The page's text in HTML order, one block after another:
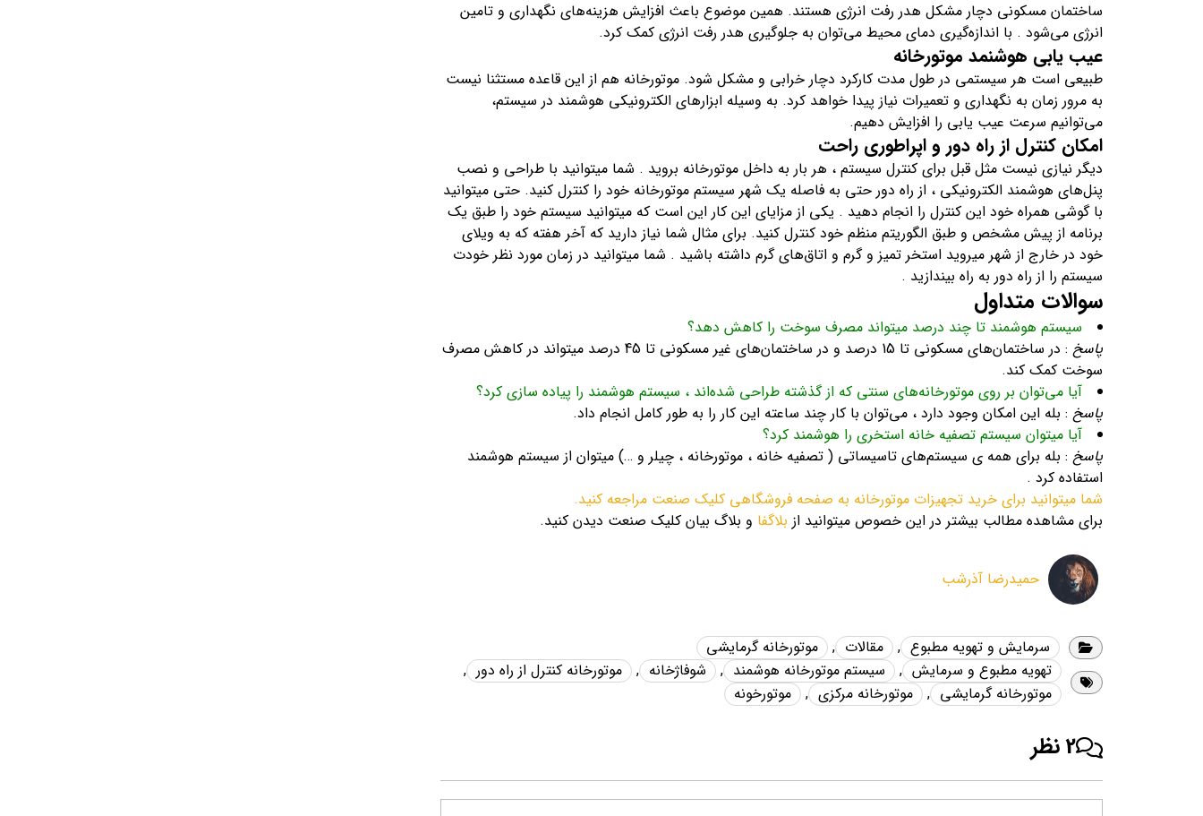
ساختمان مسکونی دچار مشکل هدر رفت انرژی هستند. همین موضوع باعث افزایش هزینه‌های نگهداری و تامین
انرژی می‌شود . با اندازه‌گیری دمای محیط می‌توان به جلوگیری هدر رفت انرژی کمک کرد.
عیب یابی هوشنمد موتورخانه
طبیعی است هر سیستمی در طول مدت کارکرد دچار خرابی و مشکل شود. موتورخانه هم از این قاعده مستثنا نیست
به مرور زمان به نگهداری و تعمیرات نیاز پیدا خواهد کرد. به وسیله ابزارهای الکترونیکی هوشمند در سیستم،
می‌توانیم سرعت عیب یابی را افزایش دهیم.
امکان کنترل از راه دور و اپراطوری راحت
دیگر نیازی نیست مثل قبل برای کنترل سیستم ، هر بار به داخل موتورخانه بروید . شما میتوانید با طراحی و نصب
پنل‌های هوشمند الکترونیکی ، از راه دور حتی به فاصله یک شهر سیستم موتورخانه خود را کنترل کنید. حتی میتوانید
با گوشی همراه خود این کنترل را انجام دهید . یکی از مزایای این کار این است که میتوانید سیستم خود را طبق یک
برنامه از پیش مشخص و طبق الگوریتم منظم خود کنترل کنید. برای مثال شما نیاز دارید که آخر هفته که به ویلای
خود در خارج از شهر میروید استخر تمیز و گرم و اتاق‌های گرم داشته باشید . شما میتوانید در زمان مورد نظر خودت
سیستم را از راه دور به راه بیندازید .
سوالات متداول
سیستم هوشمند تا چند درصد میتواند مصرف سوخت را کاهش دهد؟
پاسخ
: در ساختمان‌های مسکونی تا 15 درصد و در ساختمان‌های غیر مسکونی تا 45 درصد میتواند در کاهش مصرف
سوخت کمک کند.
آیا می‌توان بر روی موتورخانه‌های سنتی که از گذشته طراحی شده‌اند ، سیستم هوشمند را پیاده سازی کرد؟
پاسخ : بله این امکان وجود دارد ، می‌توان با کار چند ساعته این کار را به طور کامل انجام داد.
آیا میتوان سیستم تصفیه خانه استخری را هوشمند کرد؟
پاسخ : بله برای همه ی سیستم‌های تاسیساتی ( تصفیه خانه ، موتورخانه ، چیلر و …) میتوان از سیستم هوشمند
استفاده کرد .
شما میتوانید برای خرید تجهیزات موتورخانه به صفحه فروشگاهی کلیک صنعت مراجعه کنید.
برای مشاهده مطالب بیشتر در این خصوص میتوانید از بلاگفا و بلاگ بیان کلیک صنعت دیدن کنید.
حمیدرضا آذرشب
سرمایش و تهویه مطبوع , مقالات ,
موتورخانه گرمایشی
تهویه مطبوع و سرمایش , سیستم موتورخانه هوشمند , شوفاژخانه , موتورخانه کنترل از راه دور ,
موتورخانه گرمایشی , موتورخانه مرکزی , موتورخونه
2 نظر